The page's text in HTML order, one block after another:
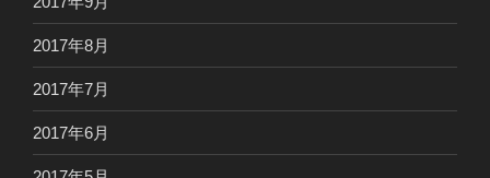
2017年8月
2017年7月
2017年6月